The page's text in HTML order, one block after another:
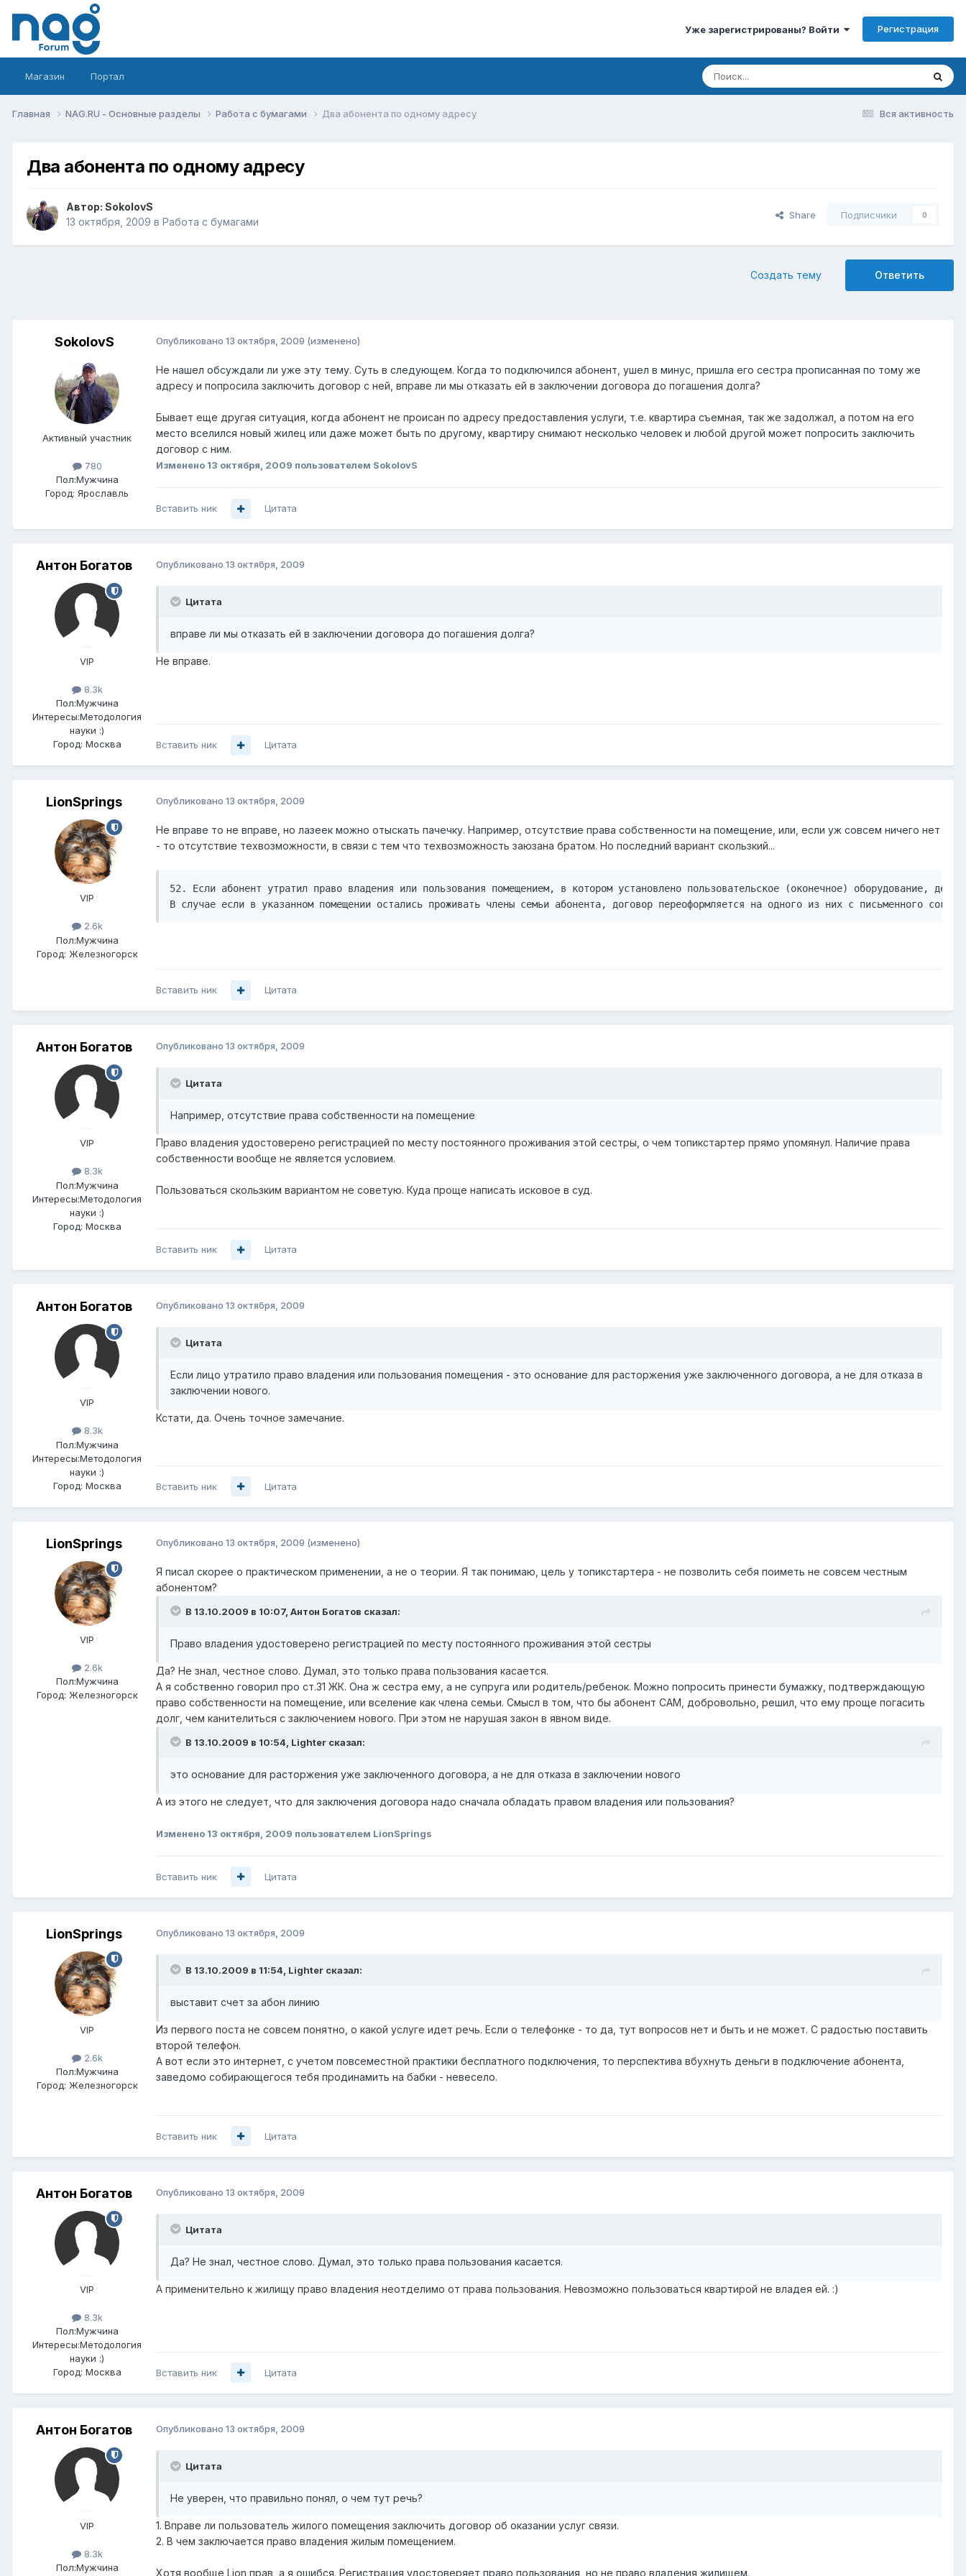
Уже зарегистрированы? Войти Регистрация
Магазин Портал
Вся активность
Главная NAG.RU - Основные разделы Работа с бумагами Два абонента по одному адресу
Два абонента по одному адресу
Автор: SokolovS
13 октября, 2009 в Работа с бумагами
Share Подписчики 0
Ответить
Создать тему
SokolovS
Активный участник
780
Пол:Мужчина
Город: Ярославль
Опубликовано 13 октября, 2009 (изменено)
Не нашел обсуждали ли уже эту тему. Суть в следующем. Когда то подключился абонент, ушел в минус, пришла его сестра прописанная по тому же
адресу и попросила заключить договор с ней, вправе ли мы отказать ей в заключении договора до погашения долга?
Бывает еще другая ситуация, когда абонент не происан по адресу предоставления услуги, т.е. квартира съемная, так же задолжал, а потом на его
место вселился новый жилец или даже может быть по другому, квартиру снимают несколько человек и любой другой может попросить заключить
договор с ним.
Изменено 13 октября, 2009 пользователем SokolovS
Вставить ник Цитата
Антон Богатов
VIP
8.3k
Пол:Мужчина
Интересы:Методология
науки :)
Город: Москва
Опубликовано 13 октября, 2009
Цитата
вправе ли мы отказать ей в заключении договора до погашения долга?
Не вправе.
Вставить ник Цитата
LionSprings
VIP
2.6k
Пол:Мужчина
Город: Железногорск
Опубликовано 13 октября, 2009
Не вправе то не вправе, но лазеек можно отыскать пачечку. Например, отсутствие права собственности на помещение, или, если уж совсем ничего нет
- то отсутствие техвозможности, в связи с тем что техвозможность заюзана братом. Но последний вариант скользкий...
52. Если абонент утратил право владения или пользования помещением, в котором установлено пользовательское (оконечное) оборудование,
В случае если в указанном помещении остались проживать члены семьи абонента, договор переоформляется на одного из них с письменного
Вставить ник Цитата
Антон Богатов
VIP
8.3k
Пол:Мужчина
Интересы:Методология
науки :)
Город: Москва
Опубликовано 13 октября, 2009
Цитата
Например, отсутствие права собственности на помещение
Право владения удостоверено регистрацией по месту постоянного проживания этой сестры, о чем топикстартер прямо упомянул. Наличие права
собственности вообще не является условием.
Пользоваться скользким вариантом не советую. Куда проще написать исковое в суд.
Вставить ник Цитата
Антон Богатов
VIP
8.3k
Пол:Мужчина
Интересы:Методология
науки :)
Город: Москва
Опубликовано 13 октября, 2009
Цитата
Если лицо утратило право владения или пользования помещения - это основание для расторжения уже заключенного договора, а не для отказа в
заключении нового.
Кстати, да. Очень точное замечание.
Вставить ник Цитата
LionSprings
VIP
2.6k
Пол:Мужчина
Город: Железногорск
Опубликовано 13 октября, 2009 (изменено)
Я писал скорее о практическом применении, а не о теории. Я так понимаю, цель у топикстартера - не позволить себя поиметь не совсем честным
абонентом?
В 13.10.2009 в 10:07, Антон Богатов сказал:
Право владения удостоверено регистрацией по месту постоянного проживания этой сестры
Да? Не знал, честное слово. Думал, это только права пользования касается.
А я собственно говорил про ст.31 ЖК. Она ж сестра ему, а не супруга или родитель/ребенок. Можно попросить принести бумажку, подтверждающую
право собственности на помещение, или вселение как члена семьи. Смысл в том, что бы абонент САМ, добровольно, решил, что ему проще погасить
долг, чем канителиться с заключением нового. При этом не нарушая закон в явном виде.
В 13.10.2009 в 10:54, Lighter сказал:
это основание для расторжения уже заключенного договора, а не для отказа в заключении нового
А из этого не следует, что для заключения договора надо сначала обладать правом владения или пользования?
Изменено 13 октября, 2009 пользователем LionSprings
Вставить ник Цитата
LionSprings
VIP
2.6k
Пол:Мужчина
Город: Железногорск
Опубликовано 13 октября, 2009
В 13.10.2009 в 11:54, Lighter сказал:
выставит счет за абон линию
Из первого поста не совсем понятно, о какой услуге идет речь. Если о телефонке - то да, тут вопросов нет и быть и не может. С радостью поставить
второй телефон.
А вот если это интернет, с учетом повсеместной практики бесплатного подключения, то перспектива вбухнуть деньги в подключение абонента,
заведомо собирающегося тебя продинамить на бабки - невесело.
Вставить ник Цитата
Антон Богатов
VIP
8.3k
Пол:Мужчина
Интересы:Методология
науки :)
Город: Москва
Опубликовано 13 октября, 2009
Цитата
Да? Не знал, честное слово. Думал, это только права пользования касается.
А применительно к жилищу право владения неотделимо от права пользования. Невозможно пользоваться квартирой не владея ей. :)
Вставить ник Цитата
Антон Богатов
VIP
8.3k
Пол:Мужчина
Опубликовано 13 октября, 2009
Цитата
Не уверен, что правильно понял, о чем тут речь?
1. Вправе ли пользователь жилого помещения заключить договор об оказании услуг связи.
2. В чем заключается право владения жилым помещением.
Хотя вообще Lion прав, а я ошибся. Регистрация удостоверяет право пользования, но не право владения жилищем.